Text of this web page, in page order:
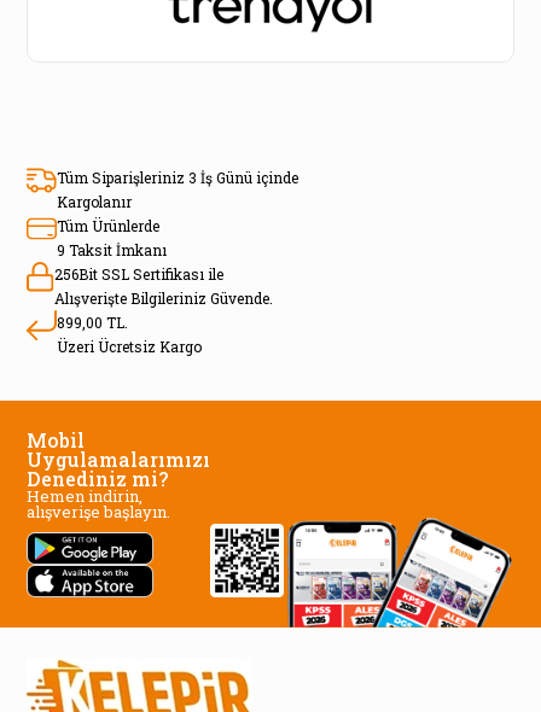
Tüm Siparişleriniz 3 İş Günü içinde
Kargolanır
Tüm Ürünlerde
9 Taksit İmkanı
256Bit SSL Sertifikası ile
Alışverişte Bilgileriniz Güvende.
899,00 TL.
Üzeri Ücretsiz Kargo
Mobil
Uygulamalarımızı
Denediniz mi?
Hemen indirin,
alışverişe başlayın.